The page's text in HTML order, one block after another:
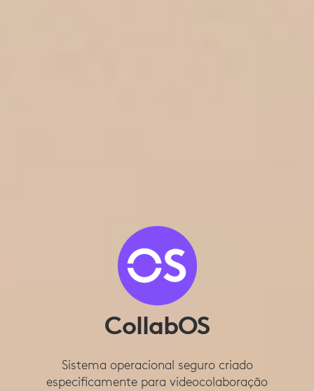
CollabOS
Sistema operacional seguro criado
especificamente para videocolaboração